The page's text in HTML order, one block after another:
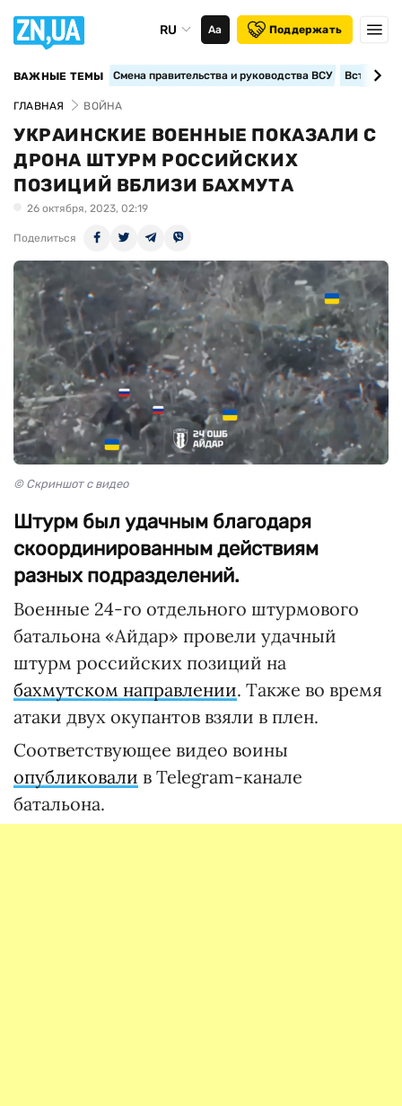
RU Аа Поддержать
ВАЖНЫЕ ТЕМЫ Смена правительства и руководства ВСУ
ГЛАВНАЯ ВОЙНА
УКРАИНСКИЕ ВОЕННЫЕ ПОКАЗАЛИ С
ДРОНА ШТУРМ РОССИЙСКИХ
ПОЗИЦИЙ ВБЛИЗИ БАХМУТА
26 октября, 2023, 02:19
Поделиться
© Скриншот с видео
Штурм был удачным благодаря
скоординированным действиям
разных подразделений.
Военные 24-го отдельного штурмового
батальона «Айдар» провели удачный
штурм российских позиций на
бахмутском направлении. Также во время
атаки двух окупантов взяли в плен.
Соответствующее видео воины
опубликовали в Telegram-канале
батальона.